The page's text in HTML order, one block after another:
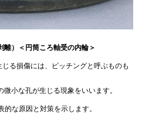
離）＜円筒ころ軸受の内輪＞
じる損傷には、ピッチングと呼ぶものも
小な孔が生じる現象をいいます。
な原因と対策を示します。